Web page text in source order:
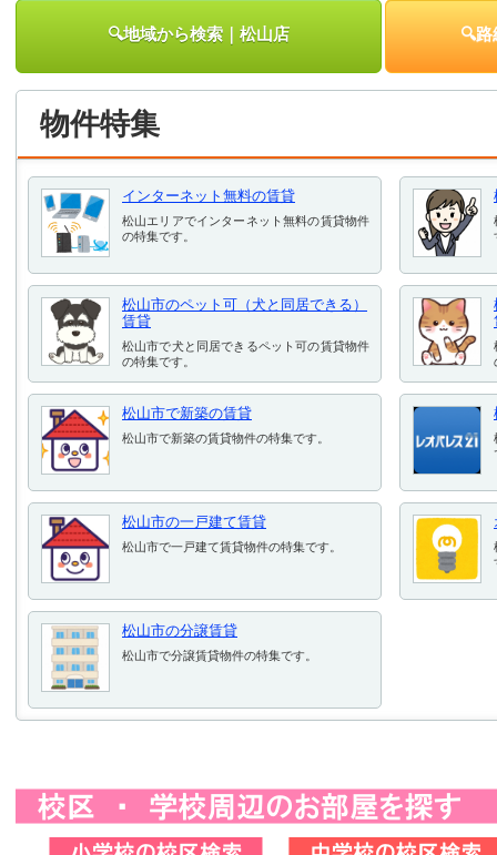
🔍地域から検索｜松山店 🔍
物件特集
インターネット無料の賃貸
松山エリアでインターネット無料の賃貸物件
の特集です。
松山市のペット可（犬と同居できる）
賃貸
松山市で犬と同居できるペット可の賃貸物件
の特集です。
松山市で新築の賃貸
松山市で新築の賃貸物件の特集です。
松山市の一戸建て賃貸
松山市で一戸建て賃貸物件の特集です。
松山市の分譲賃貸
松山市で分譲賃貸物件の特集です。